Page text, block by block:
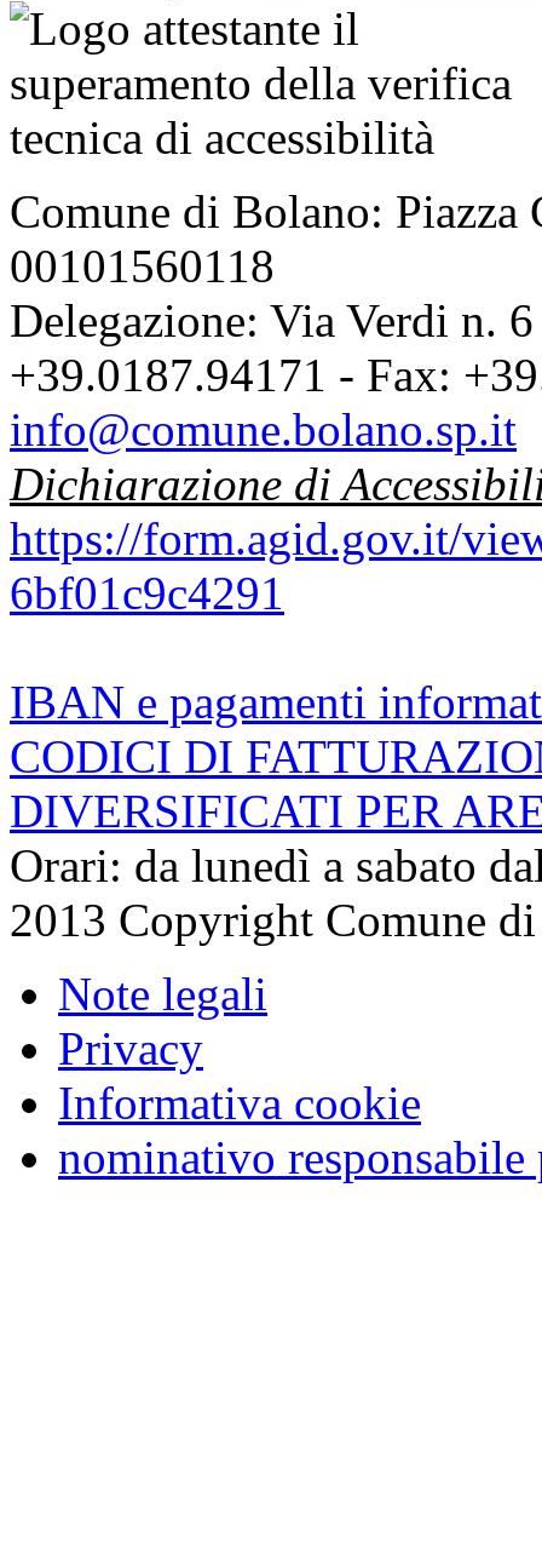
Comune di Bolano:
00101560118
Delegazione: Via Verdi n.
+39.0187.94171 - Fax:
info@comune.bolano.sp.it
Dichiarazione di
https://form.agid.gov.it/
6bf01c9c4291
IBAN e pagamenti
CODICI DI
DIVERSIFICATI PER
Orari: da lunedì a sabato
2013 Copyright Comune
Note legali
Privacy
Informativa cookie
nominativo